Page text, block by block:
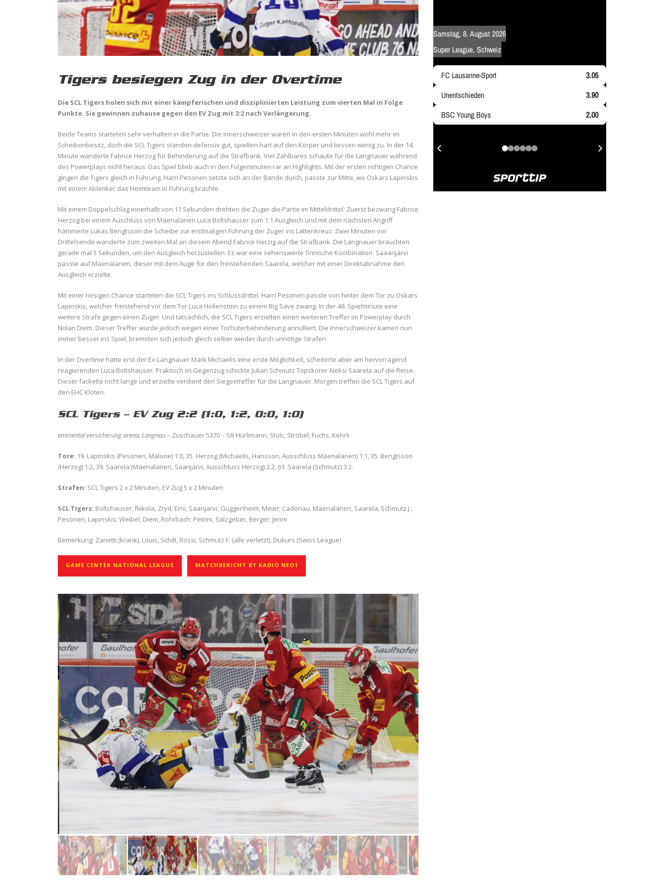
Tigers besiegen Zug in der Overtime
Die SCL Tigers holen sich mit einer kämpferischen und disziplinierten Leistung zum vierten Mal in Folge
Punkte. Sie gewinnen zuhause gegen den EV Zug mit 3:2 nach Verlängerung.
Beide Teams starteten sehr verhalten in die Partie. Die Innerschweizer waren in den ersten Minuten wohl mehr im
Scheibenbesitz, doch die SCL Tigers standen defensiv gut, spielten hart auf den Körper und liessen wenig zu. In der 14.
Minute wanderte Fabrice Herzog für Behinderung auf die Strafbank. Viel Zählbares schaute für die Langnauer während
des Powerplays nicht heraus. Das Spiel blieb auch in den Folgeminuten rar an Highlights. Mit der ersten richtigen Chance
gingen die Tigers gleich in Führung. Harri Pesonen setzte sich an der Bande durch, passte zur Mitte, wo Oskars Lapinskis
mit einem Ablenker das Heimteam in Führung brachte.
Mit einem Doppelschlag innerhalb von 11 Sekunden drehten die Zuger die Partie im Mitteldrittel: Zuerst bezwang Fabrice
Herzog bei einem Auschluss von Mäenalanen Luca Boltshauser zum 1:1 Ausgleich und mit dem nächsten Angriff
hämmerte Lukas Bengtsson die Scheibe zur erstmaligen Führung der Zuger ins Lattenkreuz. Zwei Minuten vor
Drittelsende wanderte zum zweiten Mal an diesem Abend Fabrice Herzig auf die Strafbank. Die Langnauer brauchten
gerade mal 5 Sekunden, um den Ausgleich herzustellen. Es war eine sehenswerte finnische Kombination: Saaarijärvi
passte auf Mäenalanen, dieser mit dem Auge für den freistehenden Saarela, welcher mit einer Direktabnahme den
Ausgleich erzielte.
Mit einer riesigen Chance starteten die SCL Tigers ins Schlussdrittel. Harri Pesonen passte von hinter dem Tor zu Oskars
Lapinskis, welcher freistehend vor dem Tor Luca Hollenstein zu einem Big Save zwang. In der 48. Spielminute eine
weitere Strafe gegen einen Zuger. Und tatsächlich, die SCL Tigers erzielten einen weiteren Treffer im Powerplay durch
Nolan Diem. Dieser Treffer wurde jedoch wegen einer Torhüterbehinderung annulliert. Die Innerschweizer kamen nun
immer besser ins Spiel, bremsten sich jedoch gleich selber wieder durch unnötige Strafen.
In der Overtime hatte erst der Ex-Langnauer Mark Michaelis eine erste Möglichkeit, scheiterte aber am hervorragend
reagierenden Luca Boltshauser. Praktisch im Gegenzug schickte Julian Schmutz Topskorer Aleksi Saarela auf die Reise.
Dieser fackelte nicht lange und erzielte verdient den Siegestreffer für die Langnauer. Morgen treffen die SCL Tigers auf
den EHC Kloten.
SCL Tigers – EV Zug 2:2 (1:0, 1:2, 0:0, 1:0)
emmental versicherung arena, Langnau– Zuschauer 5370 – SR Hürlimann, Stolc, Ströbel; Fuchs, Kehrli
Tore: 19. Lapinskis (Pesonen, Malone) 1:0, 35. Herzog (Michaelis, Hansson, Ausschluss Mäenalanen) 1:1, 35. Bengtsson
(Herzog) 1:2, 39. Saarela (Mäenalanen, Saarijärvi, Ausschluss Herzog) 2:2; 61. Saarela (Schmutz) 3:2.
Strafen: SCL Tigers 2 x 2 Minuten, EV Zug 5 x 2 Minuten
SCL Tigers: Boltshauser; Riikola, Zryd; Erni, Saarijärvi; Guggenheim, Meier; Cadonau, Mäenalanen, Saarela, Schmutz J.;
Pesonen, Lapinskis; Weibel, Diem, Rohrbach; Petrini, Salzgeber, Berger; Jenni
Bemerkung: Zanetti (krank), Louis, Schilt, Rossi, Schmutz F. (alle verletzt), Dukurs (Swiss League)
GAME CENTER NATIONAL LEAGUE MATCHBERICHT BY RADIO NEO1